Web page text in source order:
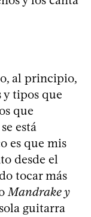
al principio,
y tipos que
que
está
es que mis
desde el
tocar más
Mandrake y
guitarra